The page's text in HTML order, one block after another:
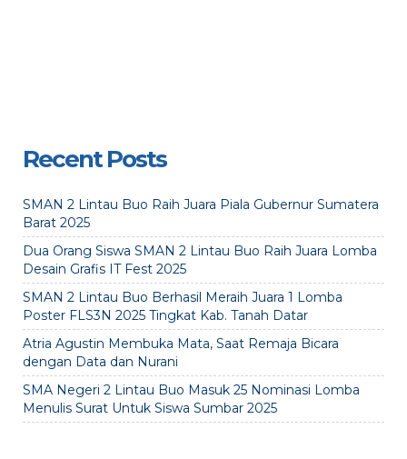
Recent Posts
SMAN 2 Lintau Buo Raih Juara Piala Gubernur Sumatera
Barat 2025
Dua Orang Siswa SMAN 2 Lintau Buo Raih Juara Lomba
Desain Grafis IT Fest 2025
SMAN 2 Lintau Buo Berhasil Meraih Juara 1 Lomba
Poster FLS3N 2025 Tingkat Kab. Tanah Datar
Atria Agustin Membuka Mata, Saat Remaja Bicara
dengan Data dan Nurani
SMA Negeri 2 Lintau Buo Masuk 25 Nominasi Lomba
Menulis Surat Untuk Siswa Sumbar 2025